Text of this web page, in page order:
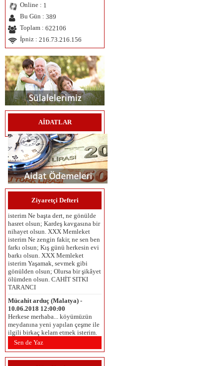
Online : 1
Bu Gün : 389
Toplam : 622106
İpniz : 216.73.216.156
AİDATLAR
Ziyaretçi Defteri
Umut Çaykara (İzmir ) -
06.06.2025 12:00:00
MEMLEKET İSTERİM Memleket
isterim Gök mavi, dal yeşil, tarla
sarı olsun; Kuşların çiçeklerin
diyarı olsun. XXX Memleket
isterim Ne başta dert, ne gönülde
hasret olsun; Kardeş kavgasına bir
nihayet olsun. XXX Memleket
isterim Ne zengin fakir, ne sen ben
farkı olsun; Kış günü herkesin evi
barkı olsun. XXX Memleket
isterim Yaşamak, sevmek gibi
gönülden olsun; Olursa bir şikâyet
ölümden olsun. CAHİT SITKI
TARANCI
10.06.2018 12:00:00
Herkese merhaba... köyümüzün
meydanına yeni yapılan çeşme ile
ilgili birkaç kelam etmek isterim.
Öncelikle çeşmenin inşasında
emeği geçenlere ve yaptiranlara
teşekkür ederiz. Bütün köyün
kullanımına açik olan, tüm köy
Sen de Yaz